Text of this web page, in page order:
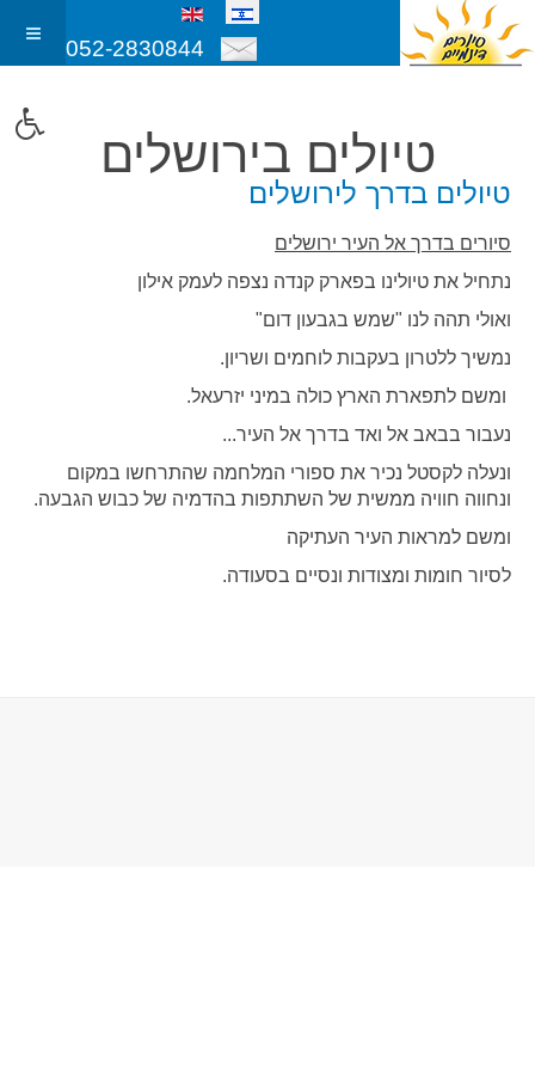
052-2830844
טיולים בירושלים
טיולים בדרך לירושלים
סיורים בדרך אל העיר ירושלים
נתחיל את טיולינו בפארק קנדה נצפה לעמק אילון
ואולי תהה לנו "שמש בגבעון דום"
נמשיך ללטרון בעקבות לוחמים ושריון.
ומשם לתפארת הארץ כולה במיני יזרעאל.
נעבור בבאב אל ואד בדרך אל העיר...
ונעלה לקסטל נכיר את ספורי המלחמה שהתרחשו במקום
ונחווה חוויה ממשית של השתתפות בהדמיה של כבוש הגבעה.
ומשם למראות העיר העתיקה
לסיור חומות ומצודות ונסיים בסעודה.